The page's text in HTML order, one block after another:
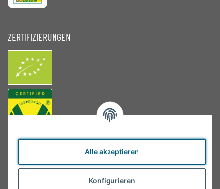
Alle akzeptieren
Konfigurieren
ZERTIFIZIERUNGEN